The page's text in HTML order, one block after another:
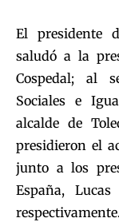
El presidente
saludó a la
Cospedal; al
Sociales e
alcalde de
presidieron el
junto a los
España,
respectivamente.